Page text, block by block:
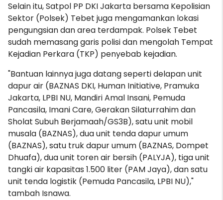
Selain itu, Satpol PP DKI Jakarta bersama Kepolisian
Sektor (Polsek) Tebet juga mengamankan lokasi
pengungsian dan area terdampak. Polsek Tebet
sudah memasang garis polisi dan mengolah Tempat
Kejadian Perkara (TKP) penyebab kejadian.
"Bantuan lainnya juga datang seperti delapan unit
dapur air (BAZNAS DKI, Human Initiative, Pramuka
Jakarta, LPBI NU, Mandiri Amal Insani, Pemuda
Pancasila, Imani Care, Gerakan Silaturrahim dan
Sholat Subuh Berjamaah/GS3B), satu unit mobil
musala (BAZNAS), dua unit tenda dapur umum
(BAZNAS), satu truk dapur umum (BAZNAS, Dompet
Dhuafa), dua unit toren air bersih (PALYJA), tiga unit
tangki air kapasitas 1.500 liter (PAM Jaya), dan satu
unit tenda logistik (Pemuda Pancasila, LPBI NU),"
tambah Isnawa.